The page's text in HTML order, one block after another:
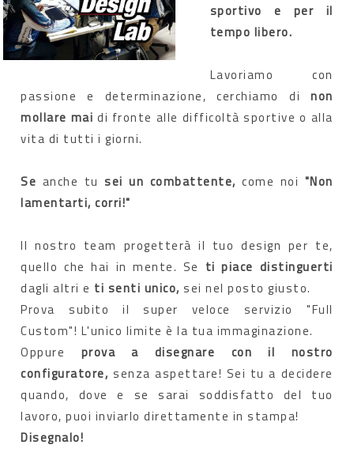
sportivo e per il
tempo libero.
Lavoriamo con
passione e determinazione, cerchiamo dinon
mollare maidi fronte alle difficoltà sportive o alla
vita di tutti i giorni.
Se anche tu sei un combattente,come noi "Non
lamentarti, corri!"
Il nostro team progetterà il tuo design per te,
quello che hai in mente. Se ti piace distinguerti
dagli altri e ti senti unico, sei nel posto giusto.
Prova subito il super veloce servizio "Full
Custom"! L'unico limite è la tua immaginazione.
Oppure prova a disegnare con il nostro
configuratore, senza aspettare! Sei tu a decidere
quando, dove e se sarai soddisfatto del tuo
lavoro, puoi inviarlo direttamente in stampa!
Disegnalo!